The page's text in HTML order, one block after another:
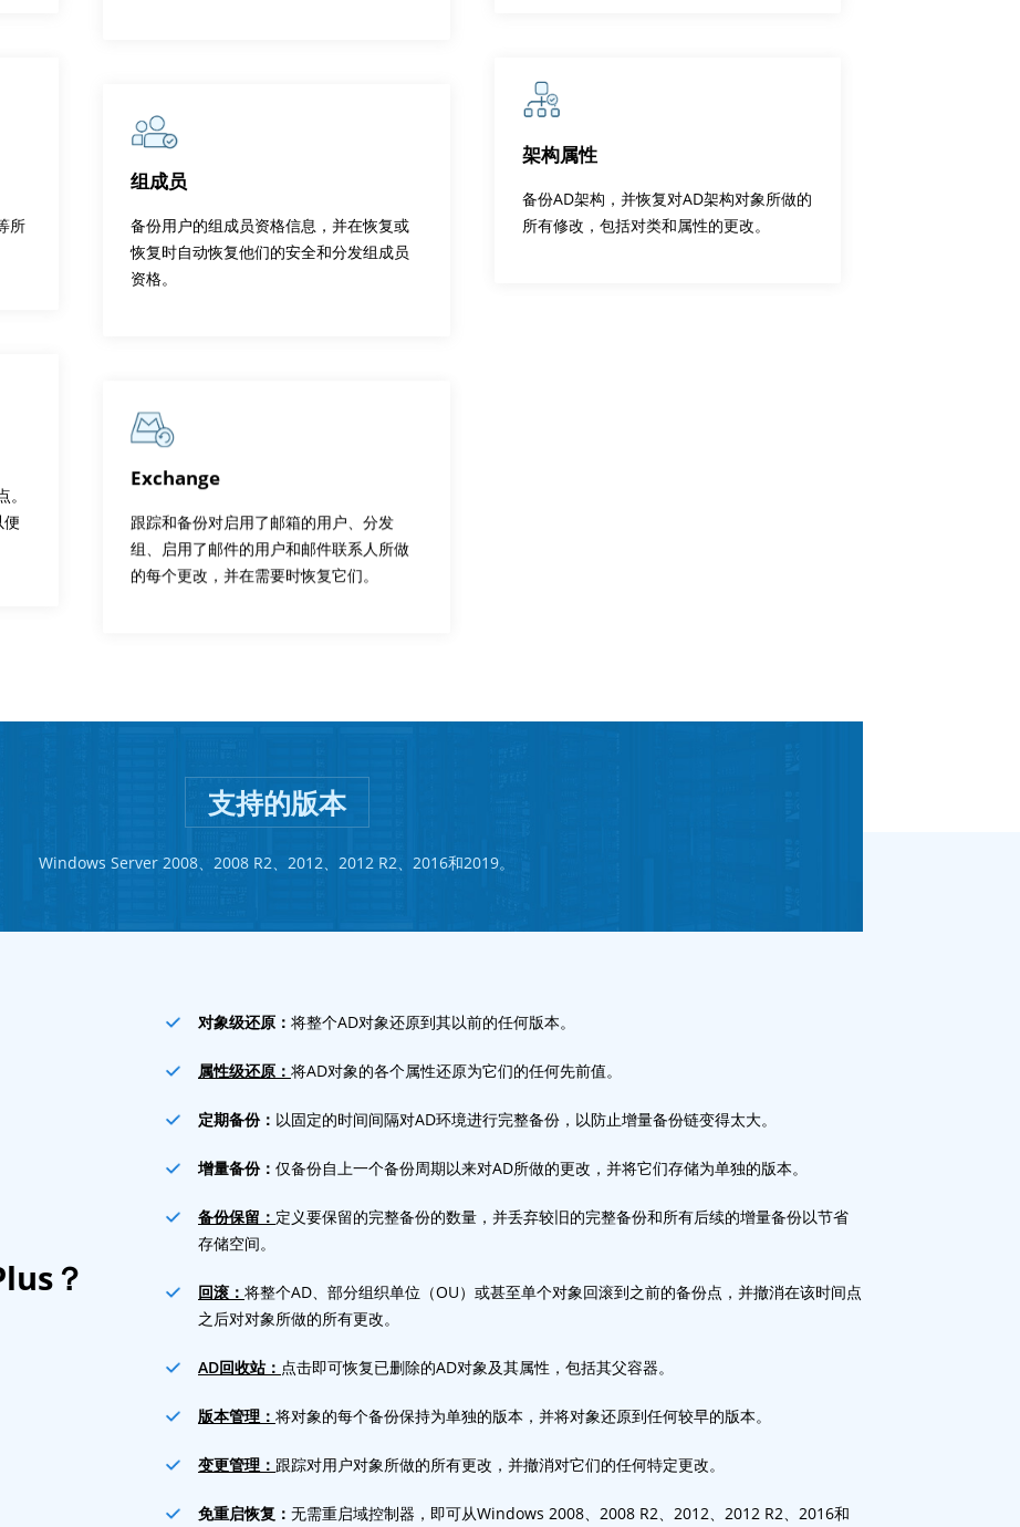
所
组成员
备份用户的组成员资格信息，并在恢复或
恢复时自动恢复他们的安全和分发组成员
资格。
Exchange
跟踪和备份对启用了邮箱的用户、分发
组、启用了邮件的用户和邮件联系人所做
的每个更改，并在需要时恢复它们。
架构属性
备份AD架构，并恢复对AD架构对象所做的
所有修改，包括对类和属性的更改。
支持的版本
Windows Server 2008、2008 R2、2012、2012 R2、2016和2019。
？
对象级还原： 将整个AD对象还原到其以前的任何版本。
属性级还原： 将AD对象的各个属性还原为它们的任何先前值。
定期备份： 以固定的时间间隔对AD环境进行完整备份，以防止增量备份链变得太大。
增量备份： 仅备份自上一个备份周期以来对AD所做的更改，并将它们存储为单独的版本。
备份保留： 定义要保留的完整备份的数量，并丢弃较旧的完整备份和所有后续的增量备份以节省
存储空间。
回滚： 将整个AD、部分组织单位（OU）或甚至单个对象回滚到之前的备份点，并撤消在该时间点
之后对对象所做的所有更改。
AD回收站： 点击即可恢复已删除的AD对象及其属性，包括其父容器。
版本管理： 将对象的每个备份保持为单独的版本，并将对象还原到任何较早的版本。
变更管理： 跟踪对用户对象所做的所有更改，并撤消对它们的任何特定更改。
免重启恢复： 无需重启域控制器，即可从Windows 2008、2008 R2、2012、2012 R2、2016和